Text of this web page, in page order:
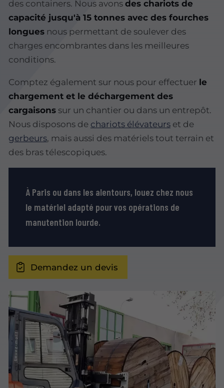
des containers. Nous avons des chariots de
capacité jusqu'à 15 tonnes avec des fourches
longues nous permettant de soulever des
charges encombrantes dans les meilleures
conditions.
Comptez également sur nous pour effectuer le
chargement et le déchargement des
cargaisons sur un chantier ou dans un entrepôt.
Nous disposons de chariots élévateurs et de
gerbeurs, mais aussi des matériels tout terrain et
des bras télescopiques.
À Paris ou dans les alentours, louez chez nous
le matériel adapté pour vos opérations de
manutention lourde.
Demandez un devis